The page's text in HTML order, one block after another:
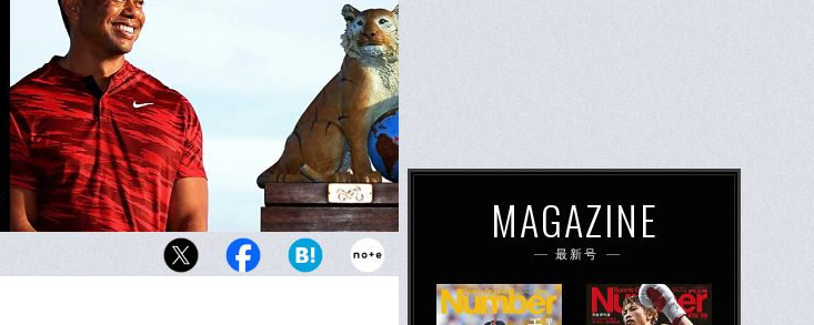
ホストを務めた「ヒーロー・ワールドチャレンジ」で公の
MAGAZINE
最新号